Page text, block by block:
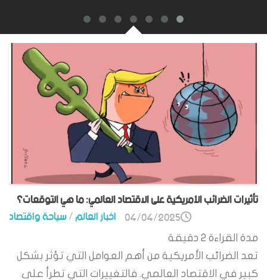
تأثيرات الضرائب الأمريكية على الاقتصاد العالمي: ما هي التوقعات؟
اخبار العالم/سياحة واقتصاد 04/04/2025
مدة القراءة 2 دقيقة
تعد الضرائب الأمريكية من أهم العوامل التي تؤثر بشكل
كبير في الاقتصاد العالمي. فالتغييرات التي تطرأ على